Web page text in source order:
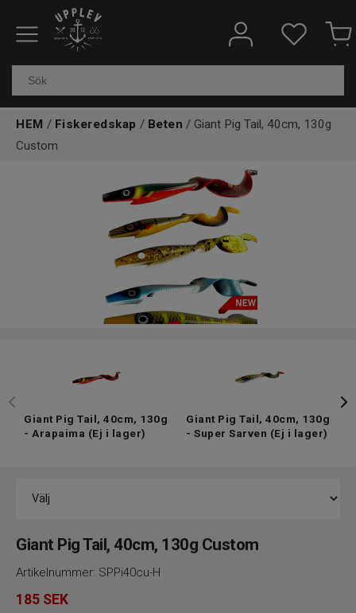
Fiskeredskap
Kläder & skor
HEM / Fiskeredskap / Beten / Giant Pig Tail, 40cm, 130g
Custom
Giant Pig Tail, 40cm, 130g
- Arapaima (Ej i lager)
Giant Pig Tail, 40cm, 130g
- Super Sarven (Ej i lager)
Giant Pig Tail, 40cm, 130g Custom
Artikelnummer: SPPi40cu-H
185 SEK